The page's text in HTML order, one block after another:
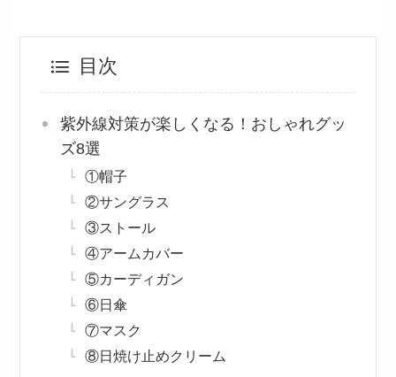
目次
紫外線対策が楽しくなる！おしゃれグッ
ズ8選
①帽子
②サングラス
③ストール
④アームカバー
⑤カーディガン
⑥日傘
⑦マスク
⑧日焼け止めクリーム